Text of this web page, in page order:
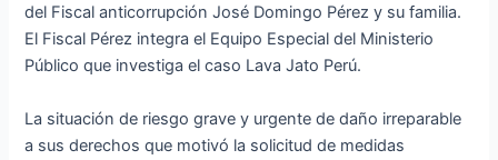
del Fiscal anticorrupción José Domingo Pérez y su familia.
El Fiscal Pérez integra el Equipo Especial del Ministerio
Público que investiga el caso Lava Jato Perú.
La situación de riesgo grave y urgente de daño irreparable
a sus derechos que motivó la solicitud de medidas